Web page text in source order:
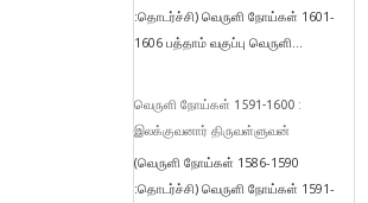
:தொடர்ச்சி) வெருளி நோய்கள் 1601-
1606 பத்தாம் வகுப்பு வெருளி...
வெருளி நோய்கள் 1591-1600 :
இலக்குவனார் திருவள்ளுவன்
(வெருளி நோய்கள் 1586-1590
:தொடர்ச்சி) வெருளி நோய்கள் 1591-